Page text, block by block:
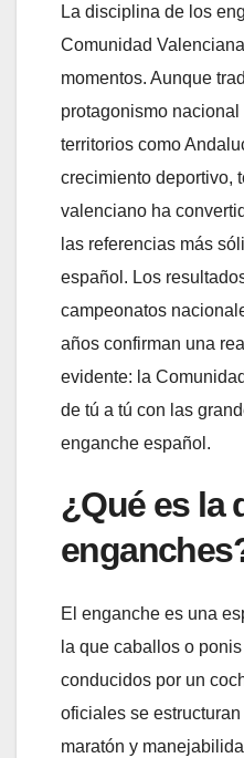
La disciplina de los
Comunidad
momentos. Aunque
protagonismo
territorios como
crecimiento deportivo,
valenciano ha
las referencias más
español. Los
campeonatos
años confirman una
evidente: la
de tú a tú con las
enganche español.
¿Qué es la
El enganche es una
la que caballos o
conducidos por un
oficiales se
maratón y